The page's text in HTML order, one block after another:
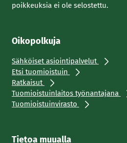
poikkeuksia ei ole selostettu.
Oikopolkuja
Sähköiset asiointipalvelut
Etsi tuomioistuin
Ratkaisut
Tuomioistuinlaitos työnantajana
Tuomioistuinvirasto
Tietoa muualla